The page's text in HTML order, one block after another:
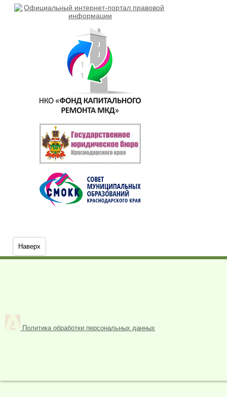
Наверх
Политика обработки персональных данных